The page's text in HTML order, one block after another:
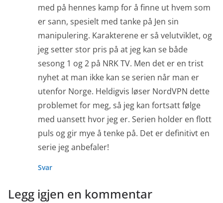
med på hennes kamp for å finne ut hvem som
er sann, spesielt med tanke på Jen sin
manipulering. Karakterene er så velutviklet, og
jeg setter stor pris på at jeg kan se både
sesong 1 og 2 på NRK TV. Men det er en trist
nyhet at man ikke kan se serien når man er
utenfor Norge. Heldigvis løser NordVPN dette
problemet for meg, så jeg kan fortsatt følge
med uansett hvor jeg er. Serien holder en flott
puls og gir mye å tenke på. Det er definitivt en
serie jeg anbefaler!
Svar
Legg igjen en kommentar